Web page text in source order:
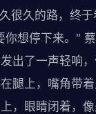
很久的路，终
想停下来。"
出了一声轻响
腿上，嘴角带
，眼睛闭着，